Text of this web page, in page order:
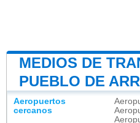
MEDIOS DE
PUEBLO DE
Aeropuertos
cercanos